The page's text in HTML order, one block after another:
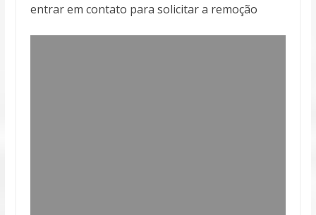
entrar em contato para solicitar a remoção